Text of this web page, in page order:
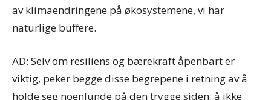
av klimaendringene på økosystemene, vi har
naturlige buffere.
AD: Selv om resiliens og bærekraft åpenbart er
viktig, peker begge disse begrepene i retning av å
holde seg noenlunde på den trygge siden: å ikke